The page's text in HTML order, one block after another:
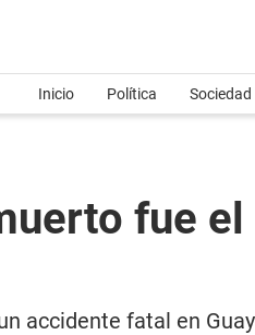
Inicio Política Sociedad
fue
accidente fatal en